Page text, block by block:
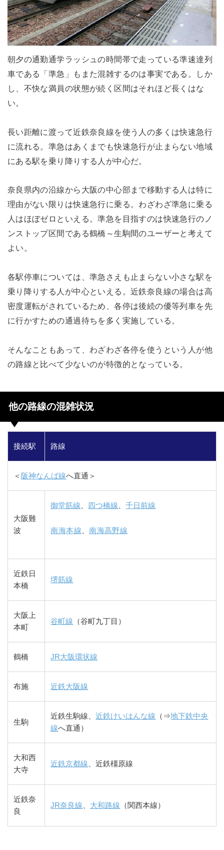
朝夕の通勤通学ラッシュの時間帯で走っている準速達列
車である「準急」もまた混雑するのは事実である。しか
し、不快な満員の状態が続く区間はそれほど長くはな
い。
長い距離に渡って近鉄奈良線を使う人の多くは快速急行
に流れる。準急はあくまでも快速急行が止まらない地域
にある駅を乗り降りする人が中心だ。
奈良県内の沿線から大阪の中心部まで移動する人は特に
理由がない限りは快速急行に乗る。わざわざ準急に乗る
人はほぼゼロといえる。準急を目指すのは快速急行のノ
ンストップ区間である鶴橋～生駒間のユーザーと考えて
よい。
各駅停車については、準急さえも止まらない小さな駅を
乗り降りする人が中心といえる。近鉄奈良線の場合は高
密度運転がされているため、各停は後続の優等列車を先
に行かすための通過待ちを多く実施している。
そんなこともあって、わざわざ各停を使うという人が他
の路線と比べて少ないのが特徴的となっている。
他の路線の混雑状況
接続駅 路線
＜ 阪神なんば線へ直通＞
大阪難
波
御堂筋線 四つ橋線 、千日前線
南海本線、南海高野線
近鉄日
本橋
堺筋線
大阪上
本町
谷町線 （谷町九丁目）
鶴橋 JR大阪環状線
布施 近鉄大阪線
生駒
近鉄生駒線、近鉄けいはんな線 （⇒地下鉄中央
線へ直通）
大和西
大寺
近鉄京都線 、近鉄橿原線
近鉄奈
良
JR奈良線 大和路線 （関西本線）